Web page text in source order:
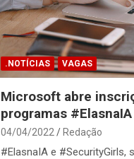
.NOTÍCIAS VAGAS
Microsoft abre
programas
04/04/2022 Redação
#ElasnaIA e #SecurityGirls,